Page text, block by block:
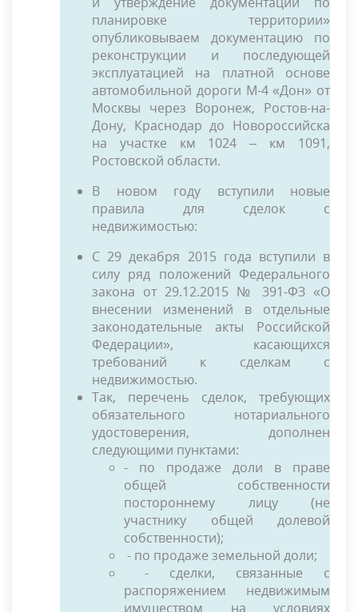
планировке территории»
опубликовываем документацию по
реконструкции и последующей
эксплуатацией на платной основе
автомобильной дороги М-4 «Дон» от
Москвы через Воронеж, Ростов-на-
Дону, Краснодар до Новороссийска
на участке км 1024 – км 1091,
Ростовской области.
В новом году вступили новые
правила для сделок с
недвижимостью:
С 29 декабря 2015 года вступили в
силу ряд положений Федерального
закона от 29.12.2015 № 391-ФЗ «О
внесении изменений в отдельные
законодательные акты Российской
Федерации», касающихся
требований к сделкам с
недвижимостью.
Так, перечень сделок, требующих
обязательного нотариального
удостоверения, дополнен
следующими пунктами:
- по продаже доли в праве
общей собственности
постороннему лицу (не
участнику общей долевой
собственности);
- по продаже земельной доли;
- сделки, связанные с
распоряжением недвижимым
имуществом на условиях